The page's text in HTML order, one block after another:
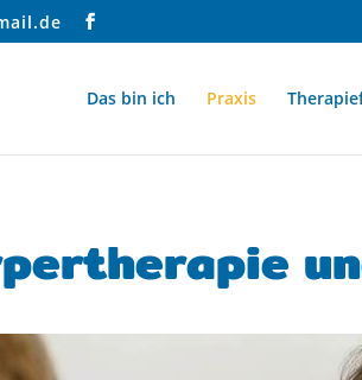
Das bin ich Praxis